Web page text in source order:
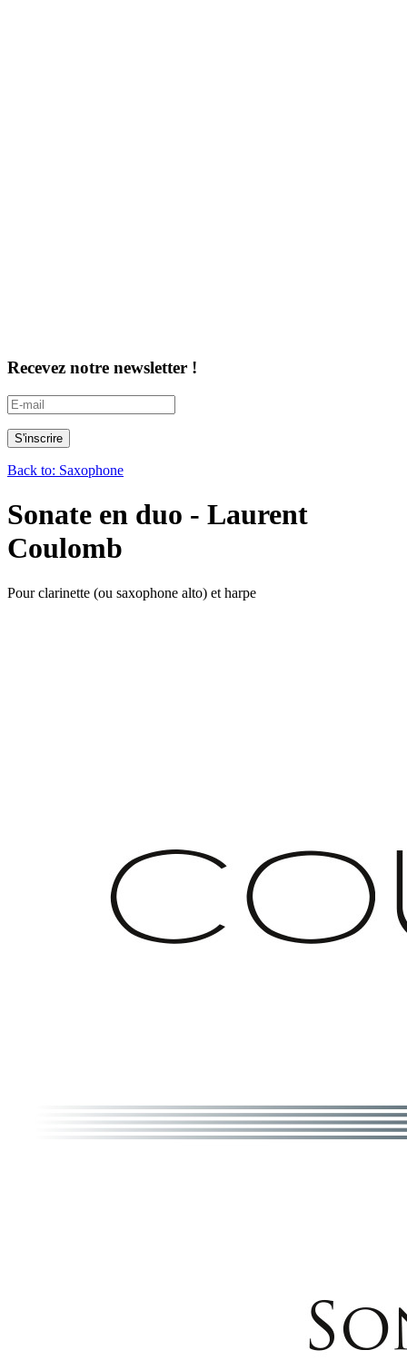
Recevez notre newsletter !
Back to: Saxophone
Sonate en duo - Laurent
Coulomb
Pour clarinette (ou saxophone alto) et harpe